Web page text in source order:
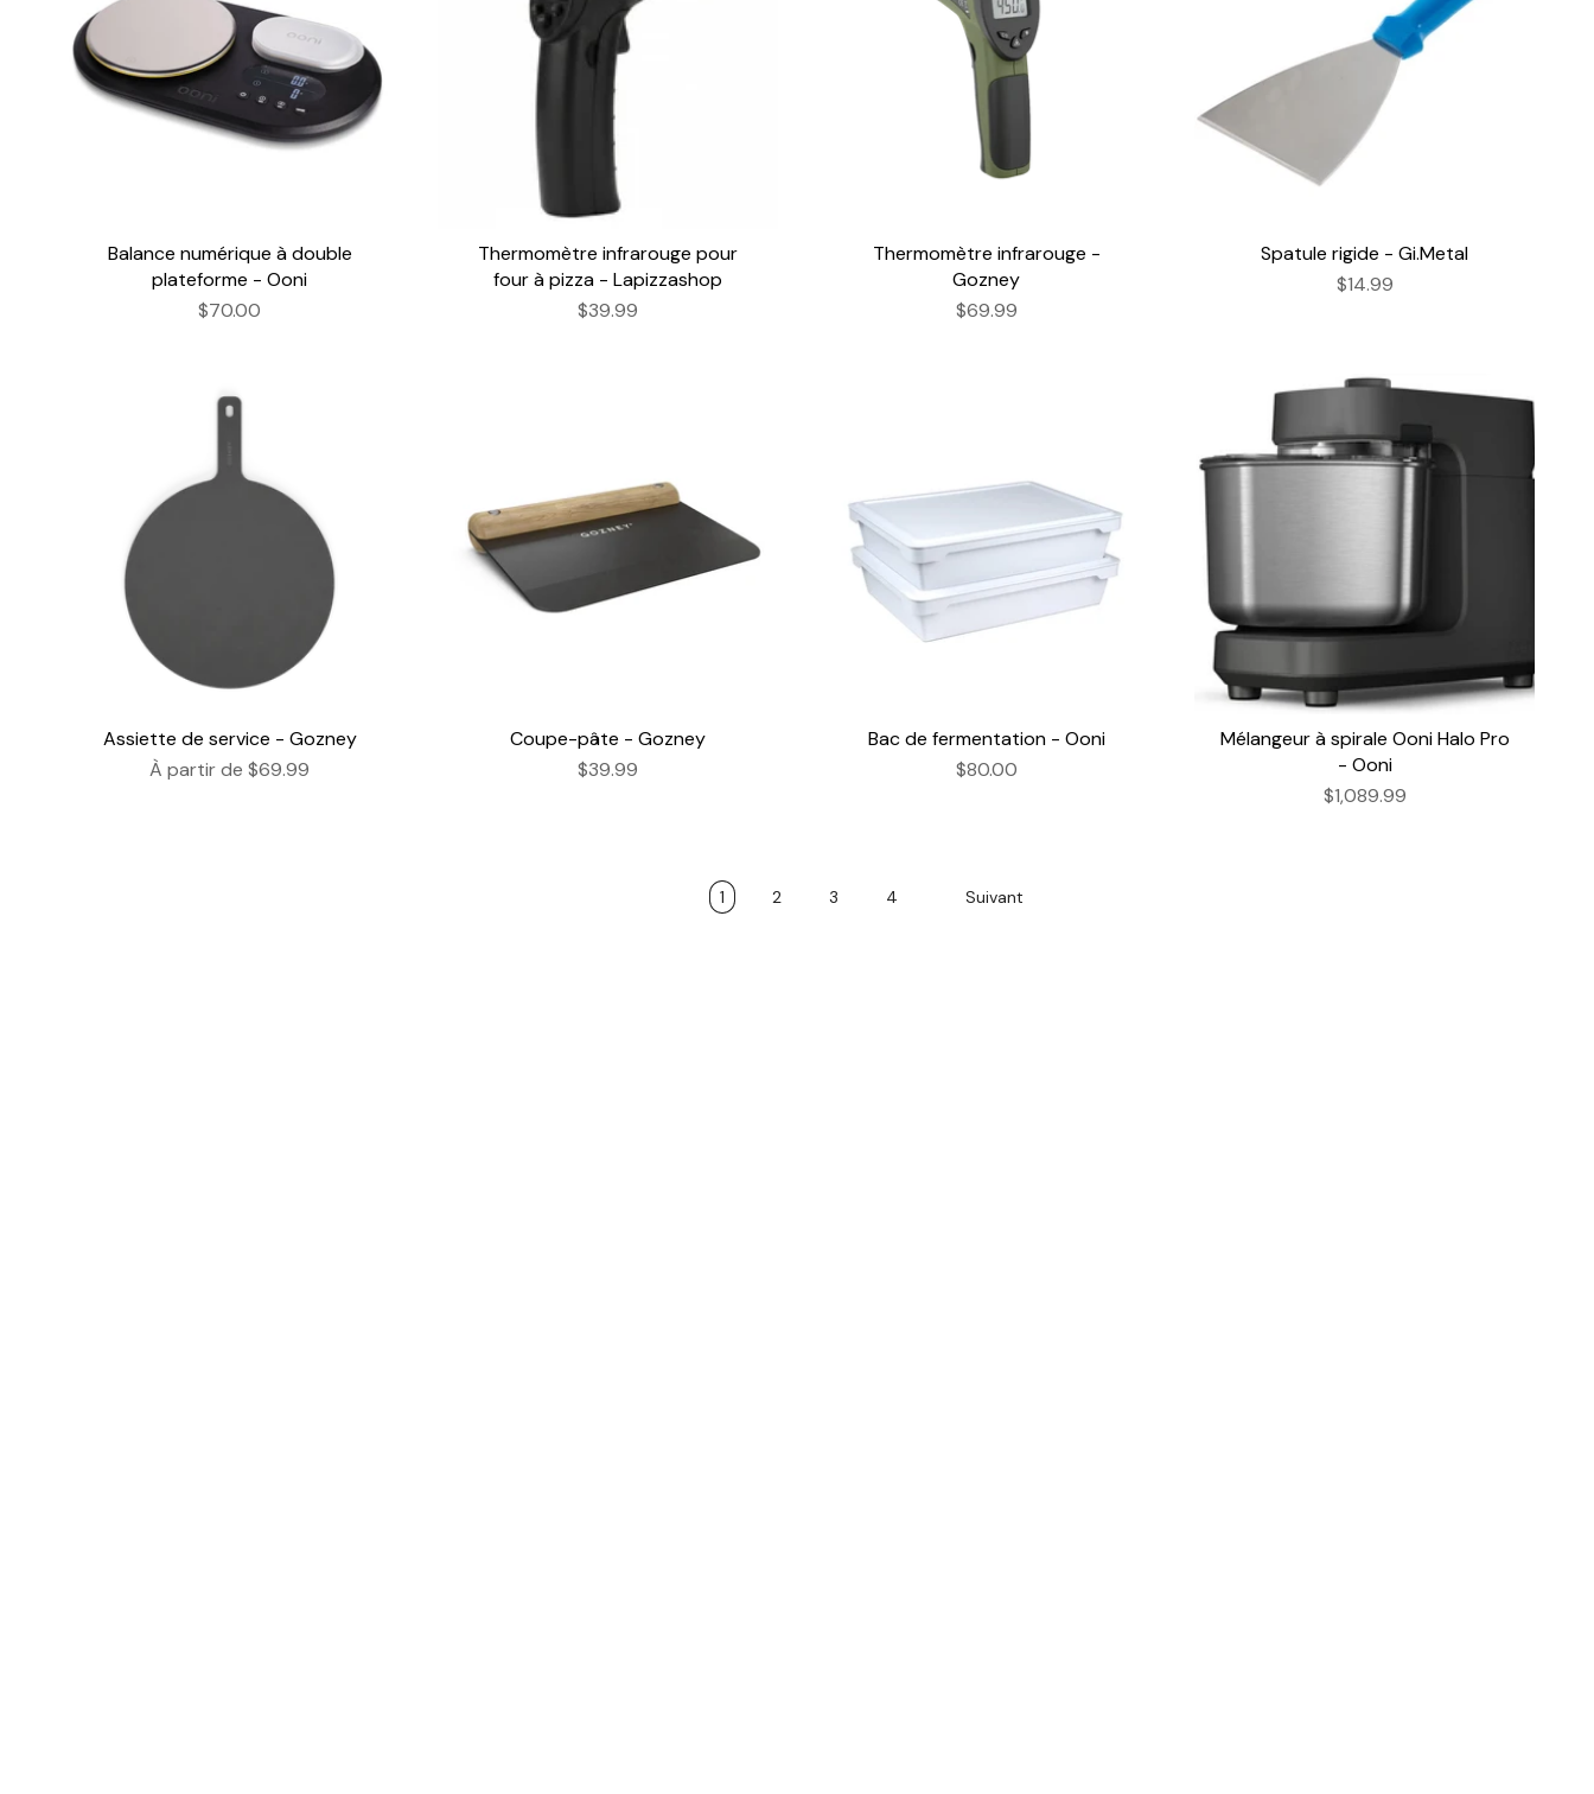
Balance numérique à double
plateforme - Ooni
$70.00
Thermomètre infrarouge pour
four à pizza - Lapizzashop
$39.99
Thermomètre infrarouge -
Gozney
$69.99
Spatule rigide - Gi.Metal
$14.99
Assiette de service - Gozney
À partir de $69.99
Coupe-pâte - Gozney
$39.99
Bac de fermentation - Ooni
$80.00
Mélangeur à spirale Ooni Halo Pro
- Ooni
$1,089.99
1 2 3 4 Suivant